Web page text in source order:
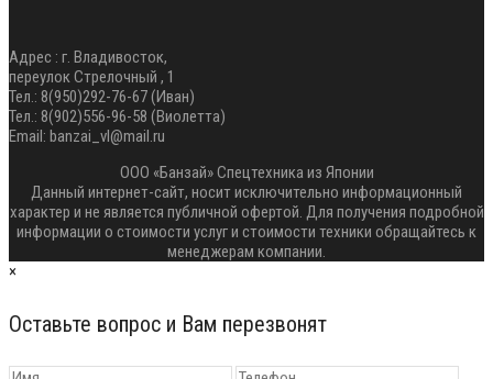
Адрес : г. Владивосток,
переулок Стрелочный , 1
Тел.: 8(950)292-76-67 (Иван)
Тел.: 8(902)556-96-58 (Виолетта)
Email: banzai_vl@mail.ru
ООО «Банзай» Спецтехника из Японии
Данный интернет-сайт, носит исключительно информационный
характер и не является публичной офертой. Для получения подробной
информации о стоимости услуг и стоимости техники обращайтесь к
менеджерам компании.
×
Оставьте вопрос и Вам перезвонят